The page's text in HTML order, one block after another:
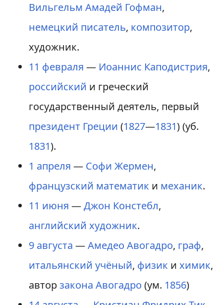
Вильгельм Амадей Гофман,
немецкий писатель, композитор,
художник.
11 февраля — Иоаннис Каподистрия,
российский и греческий
государственный деятель, первый
президент Греции (1827—1831) (уб.
1831).
1 апреля — Софи Жермен,
французский математик и механик.
11 июня —Джон Констебл,
английский художник.
9 августа —Амедео Авогадро, граф,
итальянский учёный, физик и химик,
авторзакона Авогадро (ум. 1856)